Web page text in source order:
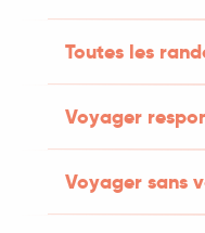
Toutes les
Voyager
Voyager sans
d'un parc de 12
erreur